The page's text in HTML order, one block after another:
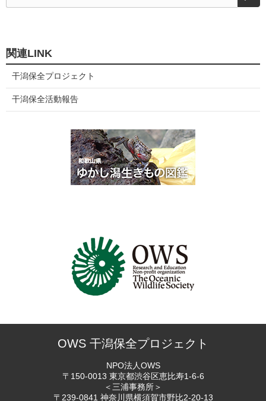
関連LINK
干潟保全プロジェクト
干潟保全活動報告
OWS 干潟保全プロジェクト
NPO法人OWS
〒150-0013 東京都渋谷区恵比寿1-6-6
＜三浦事務所＞
〒239-0841 神奈川県横須賀市野比2-20-13